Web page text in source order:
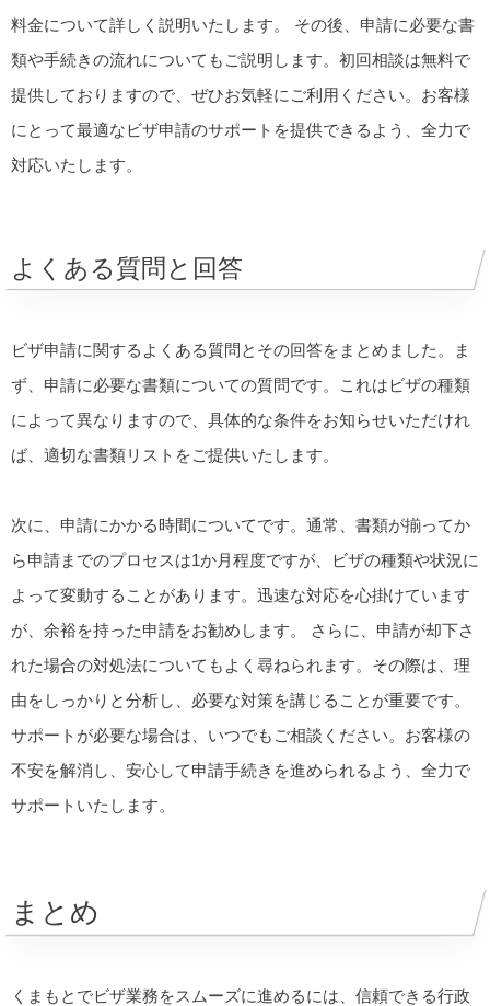
料金について詳しく説明いたします。 その後、申請に必要な書
類や手続きの流れについてもご説明します。初回相談は無料で
提供しておりますので、ぜひお気軽にご利用ください。お客様
にとって最適なビザ申請のサポートを提供できるよう、全力で
対応いたします。
よくある質問と回答
ビザ申請に関するよくある質問とその回答をまとめました。ま
ず、申請に必要な書類についての質問です。これはビザの種類
によって異なりますので、具体的な条件をお知らせいただけれ
ば、適切な書類リストをご提供いたします。
次に、申請にかかる時間についてです。通常、書類が揃ってか
ら申請までのプロセスは1か月程度ですが、ビザの種類や状況に
よって変動することがあります。迅速な対応を心掛けています
が、余裕を持った申請をお勧めします。 さらに、申請が却下さ
れた場合の対処法についてもよく尋ねられます。その際は、理
由をしっかりと分析し、必要な対策を講じることが重要です。
サポートが必要な場合は、いつでもご相談ください。お客様の
不安を解消し、安心して申請手続きを進められるよう、全力で
サポートいたします。
まとめ
くまもとでビザ業務をスムーズに進めるには、信頼できる行政